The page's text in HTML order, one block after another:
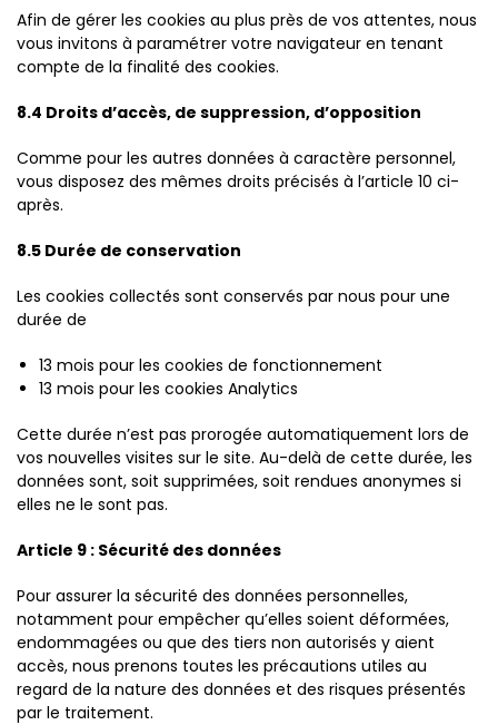
Afin de gérer les cookies au plus près de vos attentes, nous
vous invitons à paramétrer votre navigateur en tenant
compte de la finalité des cookies.
8.4 Droits d’accès, de suppression, d’opposition
Comme pour les autres données à caractère personnel,
vous disposez des mêmes droits précisés à l’article 10 ci-
après.
8.5 Durée de conservation
Les cookies collectés sont conservés par nous pour une
durée de
13 mois pour les cookies de fonctionnement
13 mois pour les cookies Analytics
Cette durée n’est pas prorogée automatiquement lors de
vos nouvelles visites sur le site. Au-delà de cette durée, les
données sont, soit supprimées, soit rendues anonymes si
elles ne le sont pas.
Article 9 : Sécurité des données
Pour assurer la sécurité des données personnelles,
notamment pour empêcher qu’elles soient déformées,
endommagées ou que des tiers non autorisés y aient
accès, nous prenons toutes les précautions utiles au
regard de la nature des données et des risques présentés
par le traitement.